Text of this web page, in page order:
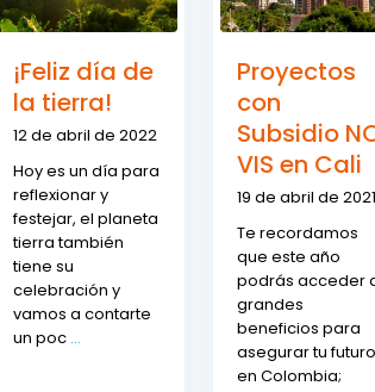
¡Feliz día de
la tierra!
12 de abril de 2022
Hoy es un día para
reflexionar y
festejar, el planeta
tierra también
tiene su
celebración y
vamos a contarte
un poc ...
Proyectos
con
Subsidio
VIS en Cali
19 de abril de 2021
Te recordamos
que este año
podrás acceder
grandes
beneficios para
asegurar tu futuro
en Colombia;